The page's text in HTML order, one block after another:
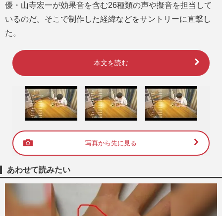
優・山寺宏一が効果音を含む26種類の声や擬音を担当して
いるのだ。そこで制作した経緯などをサントリーに直撃し
た。
本文を読む
写真から先に見る
あわせて読みたい